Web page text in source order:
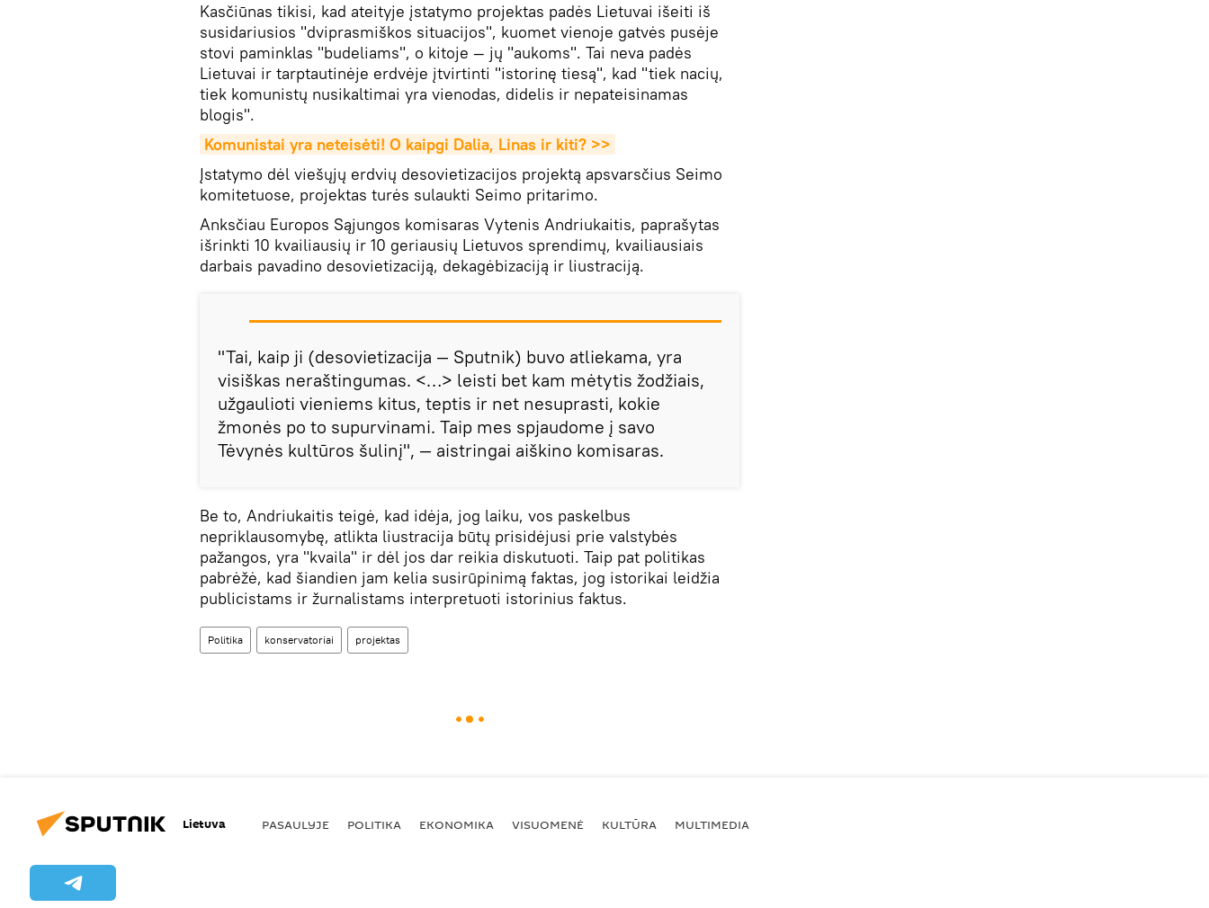
Kasčiūnas tikisi, kad ateityje įstatymo projektas padės Lietuvai išeiti iš
susidariusios "dviprasmiškos situacijos", kuomet vienoje gatvės pusėje
stovi paminklas "budeliams", o kitoje ― jų "aukoms". Tai neva padės
Lietuvai ir tarptautinėje erdvėje įtvirtinti "istorinę tiesą", kad "tiek nacių,
tiek komunistų nusikaltimai yra vienodas, didelis ir nepateisinamas
blogis".
Komunistai yra neteisėti! O kaipgi Dalia, Linas ir kiti? >>
Įstatymo dėl viešųjų erdvių desovietizacijos projektą apsvarsčius Seimo
komitetuose, projektas turės sulaukti Seimo pritarimo.
Anksčiau Europos Sąjungos komisaras Vytenis Andriukaitis, paprašytas
išrinkti 10 kvailiausių ir 10 geriausių Lietuvos sprendimų, kvailiausiais
darbais pavadino desovietizaciją, dekagėbizaciją ir liustraciją.
"Tai, kaip ji (desovietizacija — Sputnik) buvo atliekama, yra
visiškas neraštingumas. <…> leisti bet kam mėtytis žodžiais,
užgaulioti vieniems kitus, teptis ir net nesuprasti, kokie
žmonės po to supurvinami. Taip mes spjaudome į savo
Tėvynės kultūros šulinį", — aistringai aiškino komisaras.
Be to, Andriukaitis teigė, kad idėja, jog laiku, vos paskelbus
nepriklausomybę, atlikta liustracija būtų prisidėjusi prie valstybės
pažangos, yra "kvaila" ir dėl jos dar reikia diskutuoti. Taip pat politikas
pabrėžė, kad šiandien jam kelia susirūpinimą faktas, jog istorikai leidžia
publicistams ir žurnalistams interpretuoti istorinius faktus.
Politika konservatoriai projektas
Lietuva PASAULYJE POLITIKA EKONOMIKA VISUOMENĖ KULTŪRA MULTIMEDIA